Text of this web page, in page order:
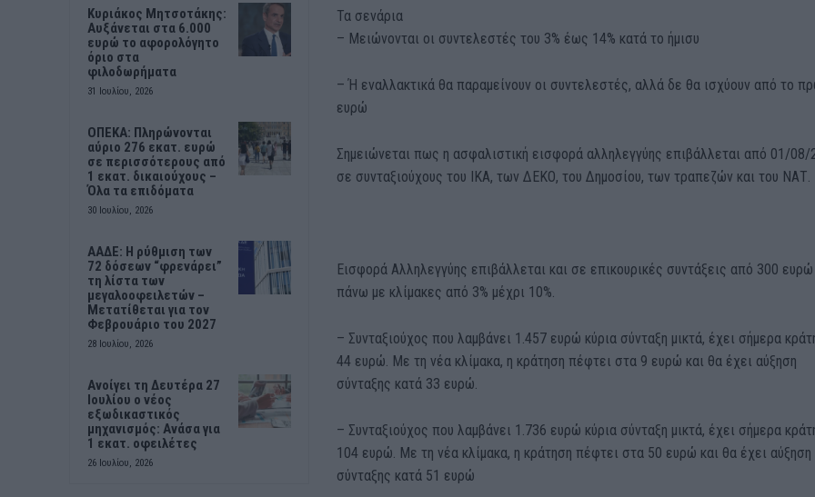
Κυριάκος Μητσοτάκης:
Αυξάνεται στα 6.000
ευρώ το αφορολόγητο
όριο στα
φιλοδωρήματα
31 Ιουλίου, 2026
ΟΠΕΚΑ: Πληρώνονται
αύριο 276 εκατ. ευρώ
σε περισσότερους από
1 εκατ. δικαιούχους –
Όλα τα επιδόματα
30 Ιουλίου, 2026
ΑΑΔΕ: Η ρύθμιση των
72 δόσεων “φρενάρει”
τη λίστα των
μεγαλοοφειλετών –
Μετατίθεται για τον
Φεβρουάριο του 2027
28 Ιουλίου, 2026
Ανοίγει τη Δευτέρα 27
Ιουλίου ο νέος
εξωδικαστικός
μηχανισμός: Ανάσα για
1 εκατ. οφειλέτες
26 Ιουλίου, 2026
Τα σενάρια
– Μειώνονται οι συντελεστές του 3% έως 14% κατά το ήμισυ
– Ή εναλλακτικά θα παραμείνουν οι συντελεστές, αλλά δε θα ισχύουν από το
ευρώ
Σημειώνεται πως η ασφαλιστική εισφορά αλληλεγγύης επιβάλλεται από 01/08/
σε συνταξιούχους του ΙΚΑ, των ΔΕΚΟ, του Δημοσίου, των τραπεζών και του ΝΑΤ.
Εισφορά Αλληλεγγύης επιβάλλεται και σε επικουρικές συντάξεις από 300 ευρώ
πάνω με κλίμακες από 3% μέχρι 10%.
– Συνταξιούχος που λαμβάνει 1.457 ευρώ κύρια σύνταξη μικτά, έχει σήμερα
44 ευρώ. Με τη νέα κλίμακα, η κράτηση πέφτει στα 9 ευρώ και θα έχει αύξηση
σύνταξης κατά 33 ευρώ.
– Συνταξιούχος που λαμβάνει 1.736 ευρώ κύρια σύνταξη μικτά, έχει σήμερα
104 ευρώ. Με τη νέα κλίμακα, η κράτηση πέφτει στα 50 ευρώ και θα έχει αύξηση
σύνταξης κατά 51 ευρώ